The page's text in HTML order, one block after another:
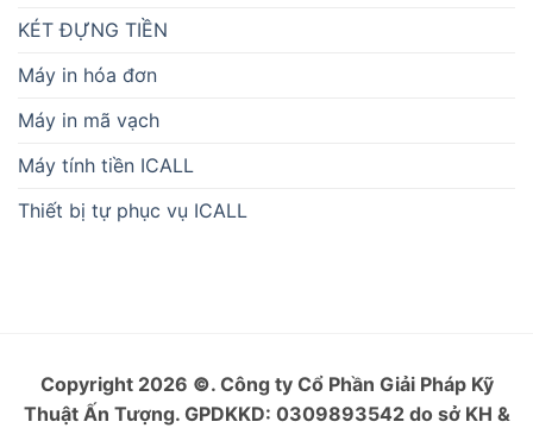
KÉT ĐỰNG TIỀN
Máy in hóa đơn
Máy in mã vạch
Máy tính tiền ICALL
Thiết bị tự phục vụ ICALL
Copyright 2026 ©. Công ty Cổ Phần Giải Pháp Kỹ
Thuật Ấn Tượng. GPDKKD: 0309893542 do sở KH &